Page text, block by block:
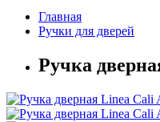
Главная
Ручки для дверей
Ручка